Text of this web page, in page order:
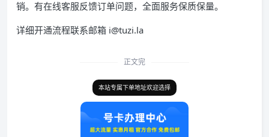
销。有在线客服反馈订单问题，全面服务保质保量。
详细开通流程联系邮箱 i@tuzi.la
正文完
本站专属下单地址欢迎选择